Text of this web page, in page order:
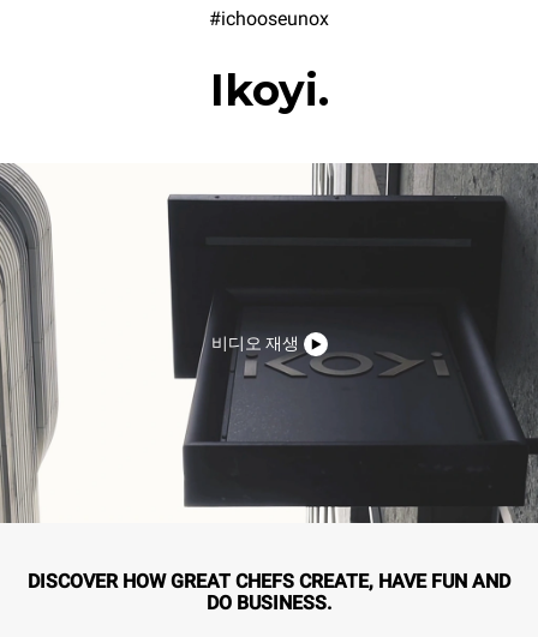
#ichooseunox
Ikoyi.
비디오 재생
DISCOVER HOW GREAT CHEFS CREATE, HAVE FUN AND
DO BUSINESS.